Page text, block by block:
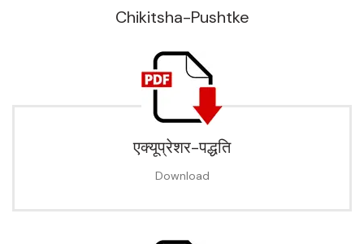
Chikitsha-Pushtke
एक्यूप्रेशर-पद्धति
Download